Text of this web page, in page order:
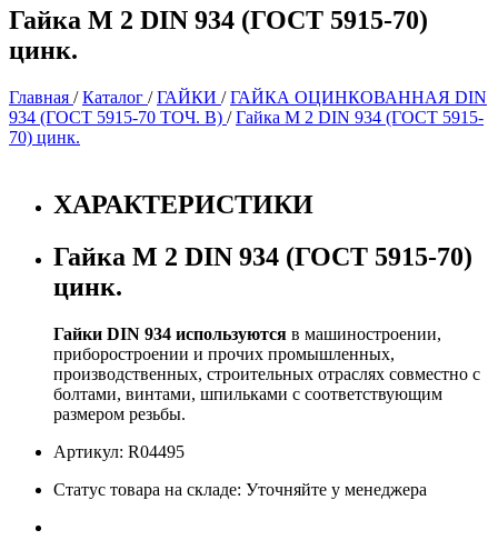
Гайка М 2 DIN 934 (ГОСТ 5915-70)
цинк.
Главная /Каталог /ГАЙКИ /ГАЙКА ОЦИНКОВАННАЯ DIN
934 (ГОСТ 5915-70 ТОЧ. В) /Гайка М 2 DIN 934 (ГОСТ 5915-
70) цинк.
ХАРАКТЕРИСТИКИ
Гайка М 2 DIN 934 (ГОСТ 5915-70)
цинк.
Гайки DIN 934 используются в машиностроении,
приборостроении и прочих промышленных,
производственных, строительных отраслях совместно с
болтами, винтами, шпильками с соответствующим
размером резьбы.
Артикул: R04495
Статус товара на складе: Уточняйте у менеджера